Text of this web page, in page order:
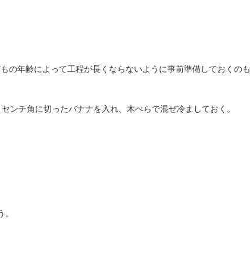
の年齢によって工程が長くならないように事前準備しておくのも
ンチ角に切ったバナナを入れ、木べらで混ぜ冷ましておく。